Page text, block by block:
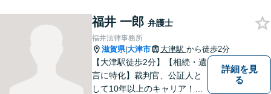
あり】
福井 一郎 弁護士
福井法律事務所
滋賀県|大津市 大津駅 から徒歩2分
【大津駅徒歩2分】【相続・遺
言に特化】裁判官、公証人と
して10年以上のキャリア！親
詳細を見
る